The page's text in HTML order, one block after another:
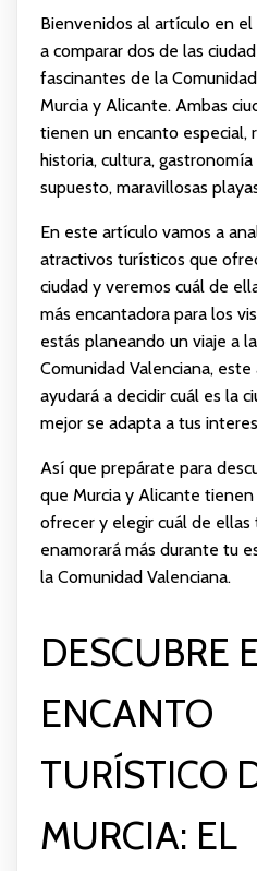
Bienvenidos al artículo en el
a comparar dos de las
fascinantes de la
Murcia y Alicante. Ambas
tienen un encanto especial,
historia, cultura,
supuesto, maravillosas
En este artículo vamos a
atractivos turísticos que
ciudad y veremos cuál de
más encantadora para los
estás planeando un viaje a la
Comunidad Valenciana,
ayudará a decidir cuál es la
mejor se adapta a tus
Así que prepárate para
que Murcia y Alicante tienen
ofrecer y elegir cuál de ellas
enamorará más durante tu
la Comunidad Valenciana.
DESCUBRE
ENCANTO
TURÍSTICO
MURCIA: EL